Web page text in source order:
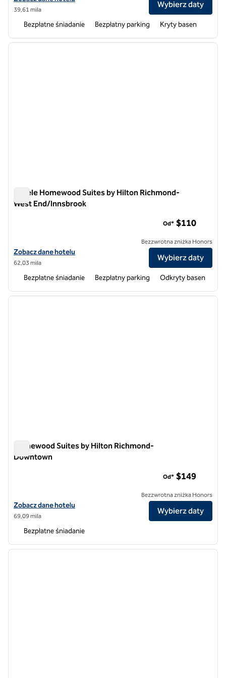
39,61 mila
Wybierz daty
Bezpłatne śniadanie Bezpłatny parking Kryty basen
1 z 12
Hotele Homewood Suites by Hilton Richmond-
West End/Innsbrook
Zobacz szczegóły hotelu Homewood Suites by Hilton Richmond-
Zobacz dane hotelu
62,03 mila
Od* $110
Bezzwrotna zniżka Honors
Wybierz daty
Bezpłatne śniadanie Bezpłatny parking Odkryty basen
1 z 12
Homewood Suites by Hilton Richmond-
Downtown
Zobacz szczegóły hotelu Homewood Suites by Hilton Richmond-
Zobacz dane hotelu
69,09 mila
Od* $149
Bezzwrotna zniżka Honors
Wybierz daty
Bezpłatne śniadanie
1 z 12